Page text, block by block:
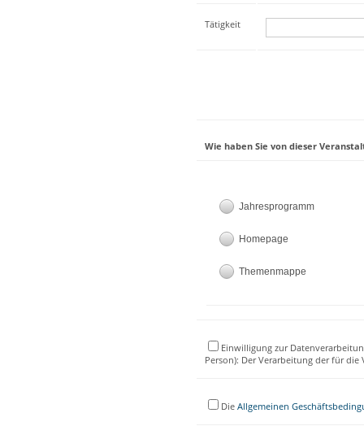
Tätigkeit
Wie haben Sie von dieser
Jahresprogramm
Homepage
Themenmappe
Einwilligung zur
Person): Der Verarbeitung der für
Die Allgemeinen